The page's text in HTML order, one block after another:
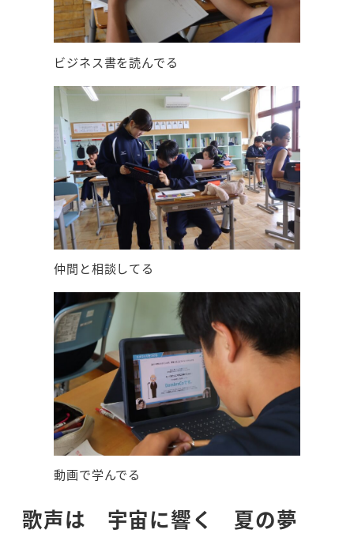
ビジネス書を読んでる
仲間と相談してる
動画で学んでる
歌声は 宇宙に響く 夏の夢